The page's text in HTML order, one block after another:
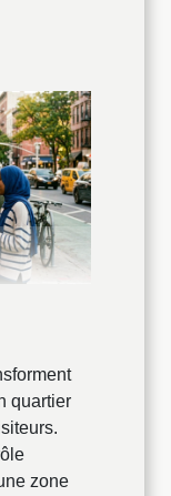
quartier
zone